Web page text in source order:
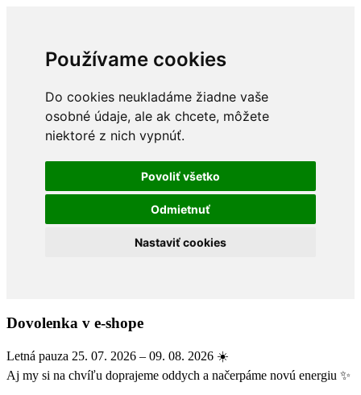
Používame cookies
Do cookies neukladáme žiadne vaše
osobné údaje, ale ak chcete, môžete
niektoré z nich vypnúť.
Povoliť všetko
Odmietnuť
Nastaviť cookies
Dovolenka v e-shope
Letná pauza 25. 07. 2026 – 09. 08. 2026 ☀️
Aj my si na chvíľu doprajeme oddych a načerpáme novú energiu ✨